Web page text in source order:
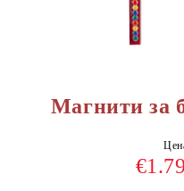
Магнити за
€1.79